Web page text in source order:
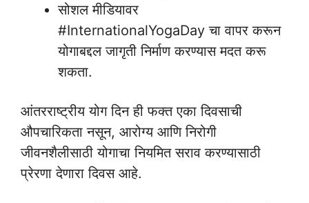
सोशल मीडियावर
#InternationalYogaDay चा वापर करून
योगाबद्दल जागृती निर्माण करण्यास मदत करू
शकता.
आंतरराष्ट्रीय योग दिन ही फक्त एका दिवसाची
औपचारिकता नसून, आरोग्य आणि निरोगी
जीवनशैलीसाठी योगाचा नियमित सराव करण्यासाठी
प्रेरणा देणारा दिवस आहे.